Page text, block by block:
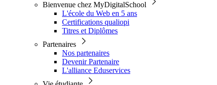
Bienvenue chez MyDigitalSchool
L'école du Web en 5 ans
Certifications qualiopi
Titres et Diplômes
Partenaires
Nos partenaires
Devenir Partenaire
L'alliance Eduservices